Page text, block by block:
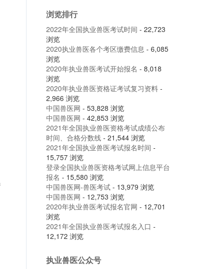
浏览排行
2022年全国执业兽医考试时间 - 22,723
浏览
2020执业兽医各个考区缴费信息 - 6,085
浏览
2020年执业兽医考试开始报名 - 8,018
浏览
2020年执业兽医资格证考试复习资料-
2,966 浏览
中国兽医网 - 53,828 浏览
中国兽医网 - 42,853 浏览
2021年全国执业兽医资格考试成绩公布
时间、合格分数线- 21,544 浏览
2021年全国执业兽医考试报名时间 -
15,757 浏览
登录全国执业兽医资格考试网上信息平台
报名 - 15,580 浏览
中国兽医网-兽医考试- 13,979 浏览
中国兽医网 - 12,753 浏览
2020年执业兽医考试报名官网 - 12,701
浏览
2021年全国执业兽医考试报名入口 -
12,172 浏览
执业兽医公众号